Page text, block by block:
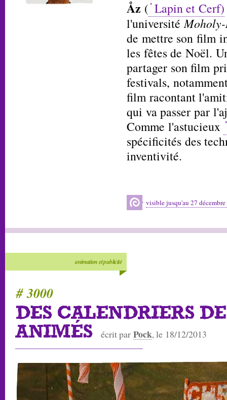
Åz ( Lapin et Cerf)
l'université
de mettre son film
les fêtes de Noël.
partager son film
festivals,
film racontant
qui va passer par
Comme l'astucieux
spécificités des
inventivité.
visible jusqu'au 27
animation et publicité
# 3000
DES CALENDRIERS
ANIMÉS
écrit par Pock, le 18/12/2013